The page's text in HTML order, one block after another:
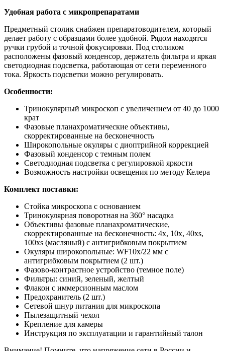
Удобная работа с микропрепаратами
Предметный столик снабжен препаратоводителем, который
делает работу с образцами более удобной. Рядом находятся
ручки грубой и точной фокусировки. Под столиком
расположены фазовый конденсор, держатель фильтра и яркая
светодиодная подсветка, работающая от сети переменного
тока. Яркость подсветки можно регулировать.
Особенности:
Тринокулярный микроскоп с увеличением от 40 до 1000
крат
Фазовые планахроматические объективы,
скорректированные на бесконечность
Широкопольные окуляры с диоптрийной коррекцией
Фазовый конденсор с темным полем
Светодиодная подсветка с регулировкой яркости
Возможность настройки освещения по методу Келера
Комплект поставки:
Стойка микроскопа с основанием
Тринокулярная поворотная на 360° насадка
Объективы фазовые планахроматические,
скорректированные на бесконечность: 4x, 10x, 40xs,
100xs (масляный) с антигрибковым покрытием
Окуляры широкопольные: WF10x/22 мм с
антигрибковым покрытием (2 шт.)
Фазово-контрастное устройство (темное поле)
Фильтры: синий, зеленый, желтый
Флакон с иммерсионным маслом
Предохранитель (2 шт.)
Сетевой шнур питания для микроскопа
Пылезащитный чехол
Крепление для камеры
Инструкция по эксплуатации и гарантийный талон